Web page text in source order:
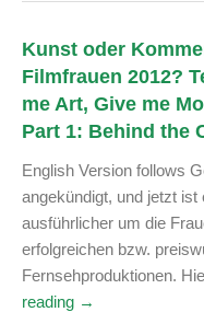
Kunst oder
Filmfrauen 2012?
me Art, Give me
Part 1: Behind the
English Version follows
angekündigt, und jetzt
ausführlicher um die
erfolgreichen bzw.
Fernsehproduktionen.
reading →